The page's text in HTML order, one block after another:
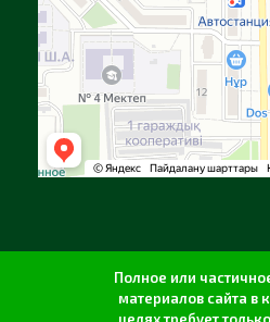
Полное или
материалов сайта в
целях требует